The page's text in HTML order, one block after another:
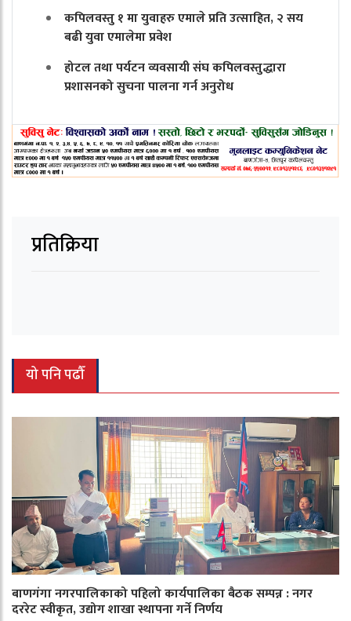
कपिलवस्तु १ मा युवाहरु एमाले प्रति उत्साहित, २ सय
बढी युवा एमालेमा प्रवेश
होटल तथा पर्यटन व्यवसायी संघ कपिलवस्तुद्धारा
प्रशासनको सुचना पालना गर्न अनुरोध
प्रतिक्रिया
यो पनि पढौँ
बाणगंगा नगरपालिकाको पहिलो कार्यपालिका बैठक सम्पन्न : नगर
दररेट स्वीकृत, उद्योग शाखा स्थापना गर्ने निर्णय